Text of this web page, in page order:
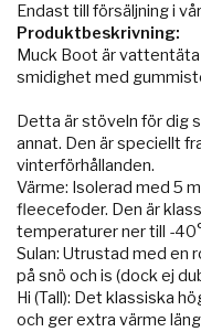
Endast till försäljning i
Produktbeskrivning:
Muck Boot är
smidighet med
Detta är stöveln för dig
annat. Den är speciellt
vinterförhållanden.
Värme: Isolerad med 5
fleecefoder. Den är
temperaturer ner till -
Sulan: Utrustad med en
på snö och is (dock ej
Hi (Tall): Det klassiska
och ger extra värme